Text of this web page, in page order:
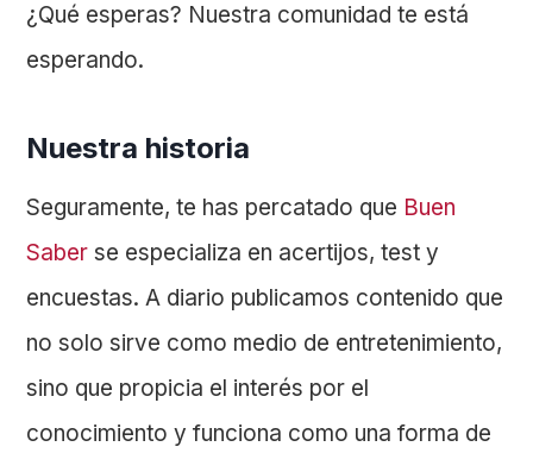
¿Qué esperas? Nuestra comunidad te está
esperando.
Nuestra historia
Seguramente, te has percatado que Buen
Saber se especializa en acertijos, test y
encuestas. A diario publicamos contenido que
no solo sirve como medio de entretenimiento,
sino que propicia el interés por el
conocimiento y funciona como una forma de